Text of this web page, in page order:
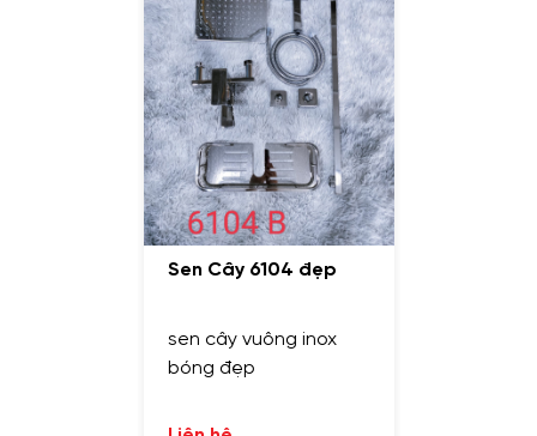
Sen Cây 6104 đẹp
sen cây vuông inox
bóng đẹp